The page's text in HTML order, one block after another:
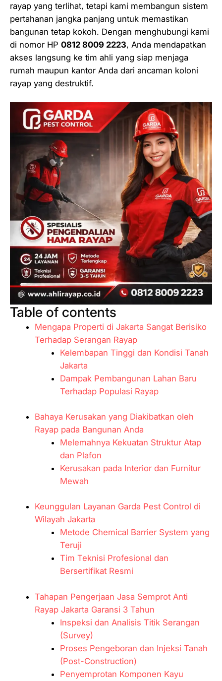
rayap yang terlihat, tetapi kami membangun sistem
pertahanan jangka panjang untuk memastikan
bangunan tetap kokoh. Dengan menghubungi kami
di nomor HP 0812 8009 2223, Anda mendapatkan
akses langsung ke tim ahli yang siap menjaga
rumah maupun kantor Anda dari ancaman koloni
rayap yang destruktif.
Table of contents
Mengapa Properti di Jakarta Sangat Berisiko
Terhadap Serangan Rayap
Kelembapan Tinggi dan Kondisi Tanah
Jakarta
Dampak Pembangunan Lahan Baru
Terhadap Populasi Rayap
Bahaya Kerusakan yang Diakibatkan oleh
Rayap pada Bangunan Anda
Melemahnya Kekuatan Struktur Atap
dan Plafon
Kerusakan pada Interior dan Furnitur
Mewah
Keunggulan Layanan Garda Pest Control di
Wilayah Jakarta
Metode Chemical Barrier System yang
Teruji
Tim Teknisi Profesional dan
Bersertifikat Resmi
Tahapan Pengerjaan Jasa Semprot Anti
Rayap Jakarta Garansi 3 Tahun
Inspeksi dan Analisis Titik Serangan
(Survey)
Proses Pengeboran dan Injeksi Tanah
(Post-Construction)
Penyemprotan Komponen Kayu